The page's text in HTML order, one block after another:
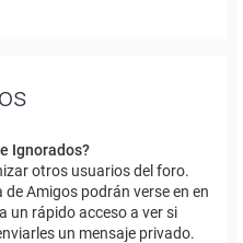
Ignorados?
otros usuarios del foro.
Amigos podrán verse en en
un rápido acceso a ver si
un mensaje privado.